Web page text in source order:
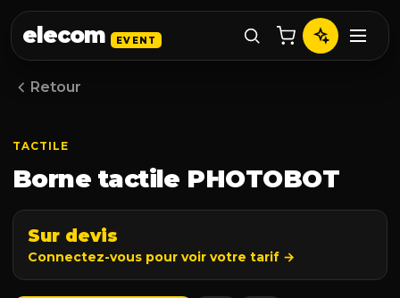
elecom EVENT
Retour
TACTILE
Borne tactile PHOTOBOT
Sur devis
Connectez-vous pour voir votre tarif →